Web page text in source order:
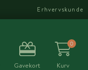
Erhvervskunde
Gavekort
0
Kurv